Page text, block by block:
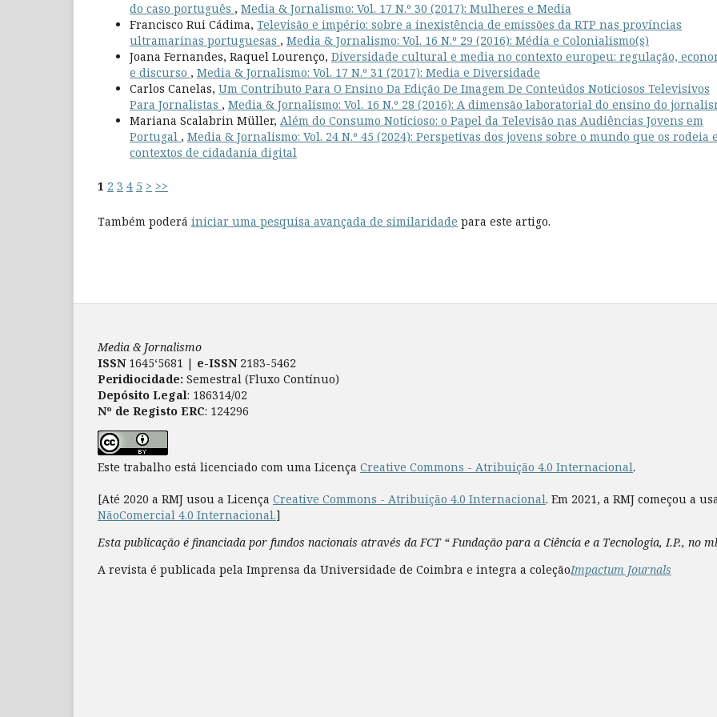
do caso português , Media & Jornalismo: Vol. 17 N.º 30 (2017): Mulheres e Media
Francisco Rui Cádima, Televisão e império: sobre a inexistência de emissões da RTP nas províncias
ultramarinas portuguesas , Media & Jornalismo: Vol. 16 N.º 29 (2016): Média e Colonialismo(s)
Joana Fernandes, Raquel Lourenço, Diversidade cultural e media no contexto europeu: regulação,
e discurso , Media & Jornalismo: Vol. 17 N.º 31 (2017): Media e Diversidade
Carlos Canelas, Um Contributo Para O Ensino Da Edição De Imagem De Conteúdos Noticiosos Televisivos
Para Jornalistas , Media & Jornalismo: Vol. 16 N.º 28 (2016): A dimensão laboratorial do ensino do
Mariana Scalabrin Müller, Além do Consumo Noticioso: o Papel da Televisão nas Audiências Jovens em
Portugal , Media & Jornalismo: Vol. 24 N.º 45 (2024): Perspetivas dos jovens sobre o mundo que os rodeia e
contextos de cidadania digital
1 2 3 4 5 > >>
Também poderá iniciar uma pesquisa avançada de similaridade para este artigo.
Media & Jornalismo
ISSN 1645‘5681 | e-ISSN2183-5462
Peridiocidade: Semestral (Fluxo Contínuo)
Depósito Legal: 186314/02
Nº de Registo ERC: 124296
Este trabalho está licenciado com uma Licença Creative Commons - Atribuição 4.0 Internacional.
[Até 2020 a RMJ usou a Licença Creative Commons - Atribuição 4.0 Internacional. Em 2021, a RMJ começou a
NãoComercial 4.0 Internacional.]
Esta publicação é financiada por fundos nacionais através da FCT “ Fundação para a Ciência e a Tecnologia, I.P., no
A revista é publicada pela Imprensa da Universidade de Coimbra e integra a coleçãoImpactum Journals